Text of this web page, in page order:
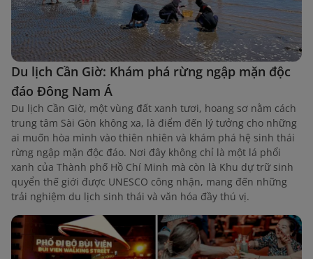
Du lịch Cần Giờ: Khám phá rừng ngập mặn độc
đáo Đông Nam Á
Du lịch Cần Giờ, một vùng đất xanh tươi, hoang sơ nằm cách
trung tâm Sài Gòn không xa, là điểm đến lý tưởng cho những
ai muốn hòa mình vào thiên nhiên và khám phá hệ sinh thái
rừng ngập mặn độc đáo. Nơi đây không chỉ là một lá phổi
xanh của Thành phố Hồ Chí Minh mà còn là Khu dự trữ sinh
quyển thế giới được UNESCO công nhận, mang đến những
trải nghiệm du lịch sinh thái và văn hóa đầy thú vị.